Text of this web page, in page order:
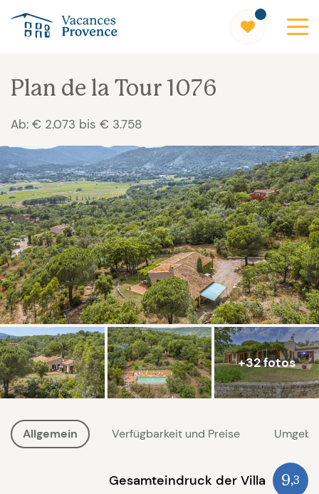
Plan de la Tour 1076
Ab: € 2.073 bis € 3.758
+32 fotos
Allgemein Verfügbarkeit und Preise
Gesamteindruck der Villa 9,3